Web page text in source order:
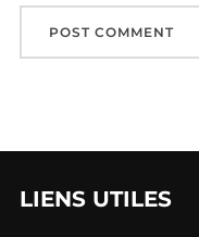
LIENS UTILES